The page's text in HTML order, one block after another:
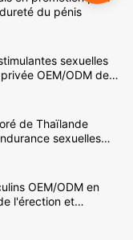
du pénis
sexuelles
OEM/ODM de
en gros
de Thaïlande
sexuelles
OEM/ODM en
l'érection et